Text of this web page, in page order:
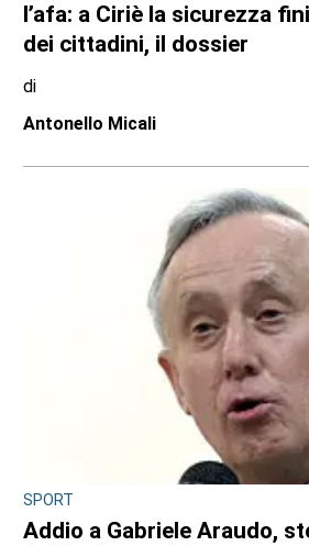
l’afa: a Ciriè la sicurezza
dei cittadini, il dossier
di
Antonello Micali
SPORT
Addio a Gabriele Araudo,